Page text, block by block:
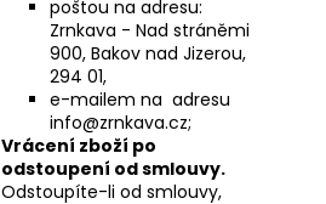
poštou na adresu:
Zrnkava - Nad stráněmi
900, Bakov nad Jizerou,
294 01,
e-mailem na adresu
info@zrnkava.cz;
Vrácení zboží po
odstoupení od smlouvy.
Odstoupíte-li od smlouvy,